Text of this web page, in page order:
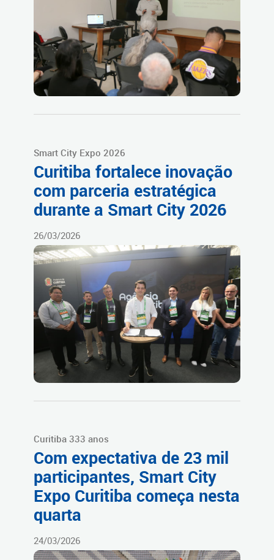
Smart City Expo 2026
Curitiba fortalece inovação
com parceria estratégica
durante a Smart City 2026
26/03/2026
Curitiba 333 anos
Com expectativa de 23 mil
participantes, Smart City
Expo Curitiba começa nesta
quarta
24/03/2026